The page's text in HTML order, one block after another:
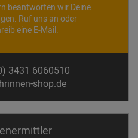
beantworten wir Deine
Ruf uns an oder
eine E-Mail.
3431 6060510
shop.de